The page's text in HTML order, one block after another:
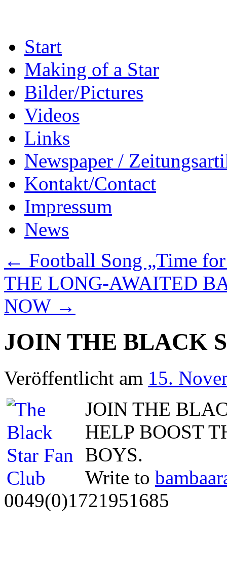
Inhalt
springenStart
Making of a Star
Bilder/Pictures
Videos
Links
Newspaper /
Kontakt/Contact
Impressum
News
← Football Song „Time
THE LONG-AWAITED
NOW →
JOIN THE BLACK
Veröffentlicht am 15.
JOIN THE
HELP BOOST
BOYS.
Write to
0049(0)1721951685